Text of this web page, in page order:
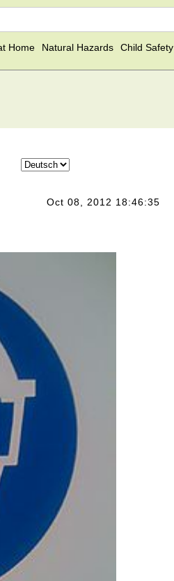
Home Natural Hazards Child Safety
Oct 08, 2012 18:46:35